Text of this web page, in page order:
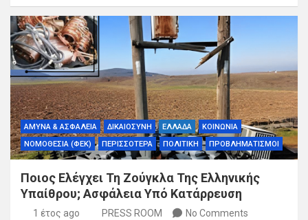
ΑΜΥΝΑ & ΑΣΦΑΛΕΙΑ ΔΙΚΑΙΟΣΥΝΗ ΕΛΛΑΔΑ
ΚΟΙΝΩΝΙΑ
ΝΟΜΟΘΕΣΙΑ (ΦΕΚ)
ΠΕΡΙΣΣΟΤΕΡΑ ΠΟΛΙΤΙΚΗ ΠΡΟΒΛΗΜΑΤΙΣΜΟΙ
Ποιος Ελέγχει Τη Ζούγκλα Της Ελληνικής
Υπαίθρου; Ασφάλεια Υπό Κατάρρευση
1 έτος ago PRESS ROOM No Comments